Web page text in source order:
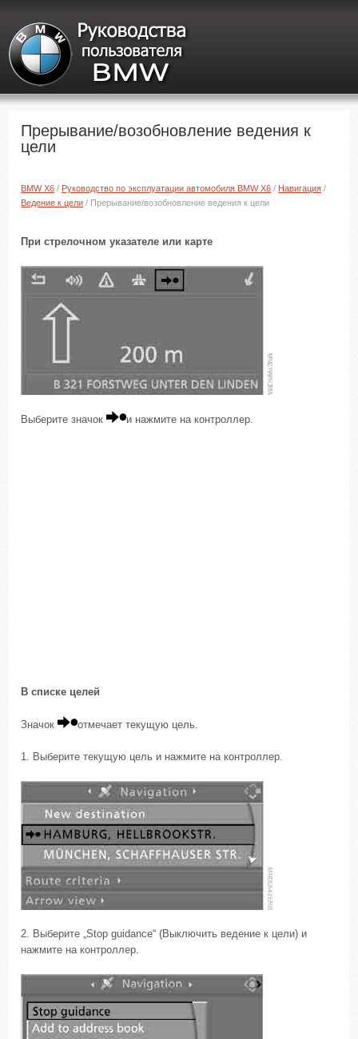
Прерывание/возобновление ведения к
цели
BMW X6 / Руководство по эксплуатации автомобиля BMW X6 / Навигация /
Ведение к цели / Прерывание/возобновление ведения к цели
При стрелочном указателе или карте
Выберите значок и нажмите на контроллер.
В списке целей
Значок отмечает текущую цель.
1. Выберите текущую цель и нажмите на контроллер.
2. Выберите „Stop guidance“ (Выключить ведение к цели) и
нажмите на контроллер.